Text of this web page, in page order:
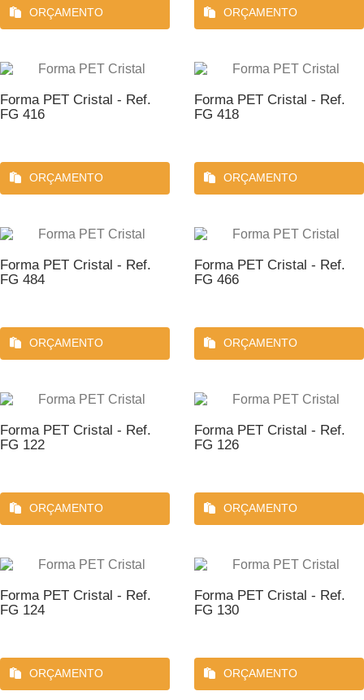
ORÇAMENTO ORÇAMENTO
Forma PET Cristal - Ref.
FG 416
ORÇAMENTO
Forma PET Cristal - Ref.
FG 418
ORÇAMENTO
Forma PET Cristal - Ref.
FG 484
ORÇAMENTO
Forma PET Cristal - Ref.
FG 466
ORÇAMENTO
Forma PET Cristal - Ref.
FG 122
ORÇAMENTO
Forma PET Cristal - Ref.
FG 126
ORÇAMENTO
Forma PET Cristal - Ref.
FG 124
ORÇAMENTO
Forma PET Cristal - Ref.
FG 130
ORÇAMENTO